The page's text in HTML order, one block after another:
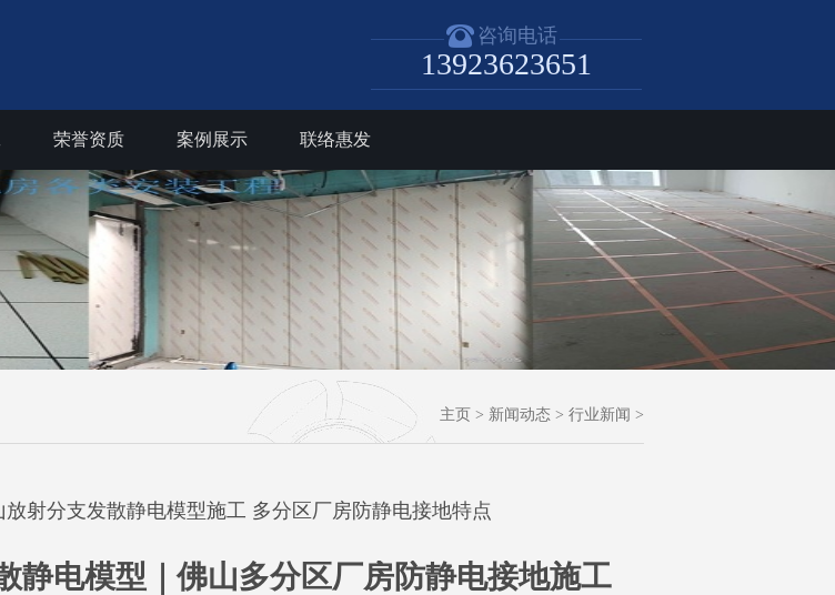
咨询电话
13923623651
荣誉资质 案例展示 联络惠发
主页 > 新闻动态 > 行业新闻 >
放射分支发散静电模型施工 多分区厂房防静电接地特点
静电模型｜佛山多分区厂房防静电接地施工